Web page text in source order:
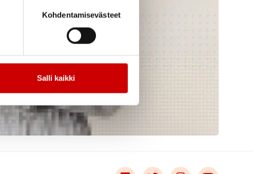
Kohdentamisevästeet
Salli kaikki